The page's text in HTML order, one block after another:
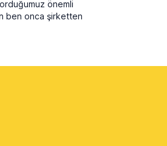
önemli
ben onca şirketten